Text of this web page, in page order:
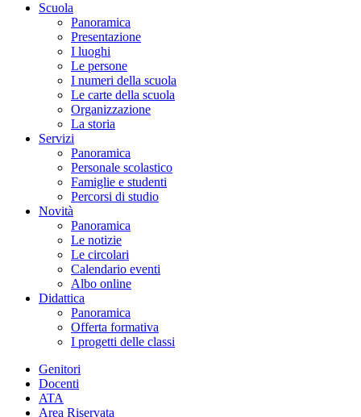
Scuola
Panoramica
Presentazione
I luoghi
Le persone
I numeri della scuola
Le carte della scuola
Organizzazione
La storia
Servizi
Panoramica
Personale scolastico
Famiglie e studenti
Percorsi di studio
Novità
Panoramica
Le notizie
Le circolari
Calendario eventi
Albo online
Didattica
Panoramica
Offerta formativa
I progetti delle classi
Genitori
Docenti
ATA
Area Riservata